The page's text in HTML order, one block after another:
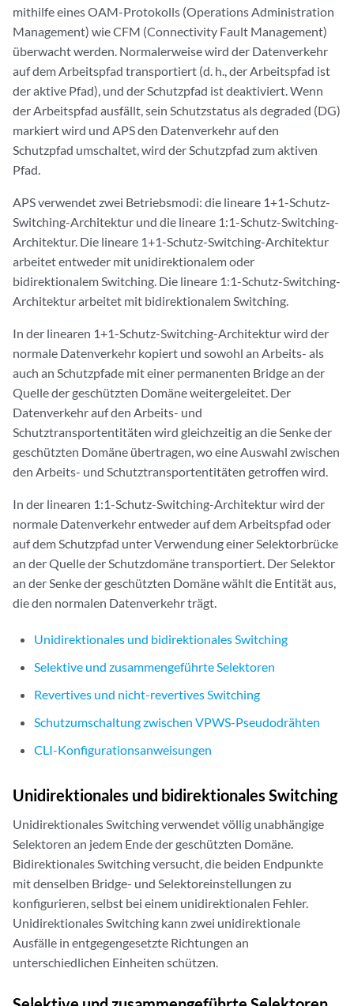
mithilfe eines OAM-Protokolls (Operations Administration
Management) wie CFM (Connectivity Fault Management)
überwacht werden. Normalerweise wird der Datenverkehr
auf dem Arbeitspfad transportiert (d. h., der Arbeitspfad ist
der aktive Pfad), und der Schutzpfad ist deaktiviert. Wenn
der Arbeitspfad ausfällt, sein Schutzstatus als degraded (DG)
markiert wird und APS den Datenverkehr auf den
Schutzpfad umschaltet, wird der Schutzpfad zum aktiven
Pfad.
APS verwendet zwei Betriebsmodi: die lineare 1+1-Schutz-
Switching-Architektur und die lineare 1:1-Schutz-Switching-
Architektur. Die lineare 1+1-Schutz-Switching-Architektur
arbeitet entweder mit unidirektionalem oder
bidirektionalem Switching. Die lineare 1:1-Schutz-Switching-
Architektur arbeitet mit bidirektionalem Switching.
In der linearen 1+1-Schutz-Switching-Architektur wird der
normale Datenverkehr kopiert und sowohl an Arbeits- als
auch an Schutzpfade mit einer permanenten Bridge an der
Quelle der geschützten Domäne weitergeleitet. Der
Datenverkehr auf den Arbeits- und
Schutztransportentitäten wird gleichzeitig an die Senke der
geschützten Domäne übertragen, wo eine Auswahl zwischen
den Arbeits- und Schutztransportentitäten getroffen wird.
In der linearen 1:1-Schutz-Switching-Architektur wird der
normale Datenverkehr entweder auf dem Arbeitspfad oder
auf dem Schutzpfad unter Verwendung einer Selektorbrücke
an der Quelle der Schutzdomäne transportiert. Der Selektor
an der Senke der geschützten Domäne wählt die Entität aus,
die den normalen Datenverkehr trägt.
Unidirektionales und bidirektionales Switching
Selektive und zusammengeführte Selektoren
Revertives und nicht-revertives Switching
Schutzumschaltung zwischen VPWS-Pseudodrähten
CLI-Konfigurationsanweisungen
Unidirektionales und bidirektionales Switching
Unidirektionales Switching verwendet völlig unabhängige
Selektoren an jedem Ende der geschützten Domäne.
Bidirektionales Switching versucht, die beiden Endpunkte
mit denselben Bridge- und Selektoreinstellungen zu
konfigurieren, selbst bei einem unidirektionalen Fehler.
Unidirektionales Switching kann zwei unidirektionale
Ausfälle in entgegengesetzte Richtungen an
unterschiedlichen Einheiten schützen.